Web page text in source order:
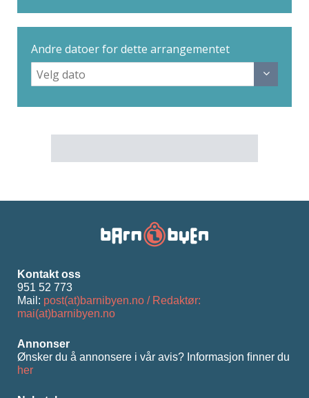
Andre datoer for dette arrangementet
Kontakt oss
951 52 773
Mail: post(at)barnibyen.no / Redaktør:
mai(at)barnibyen.no
Annonser
Ønsker du å annonsere i vår avis? Informasjon ﬁnner du
her